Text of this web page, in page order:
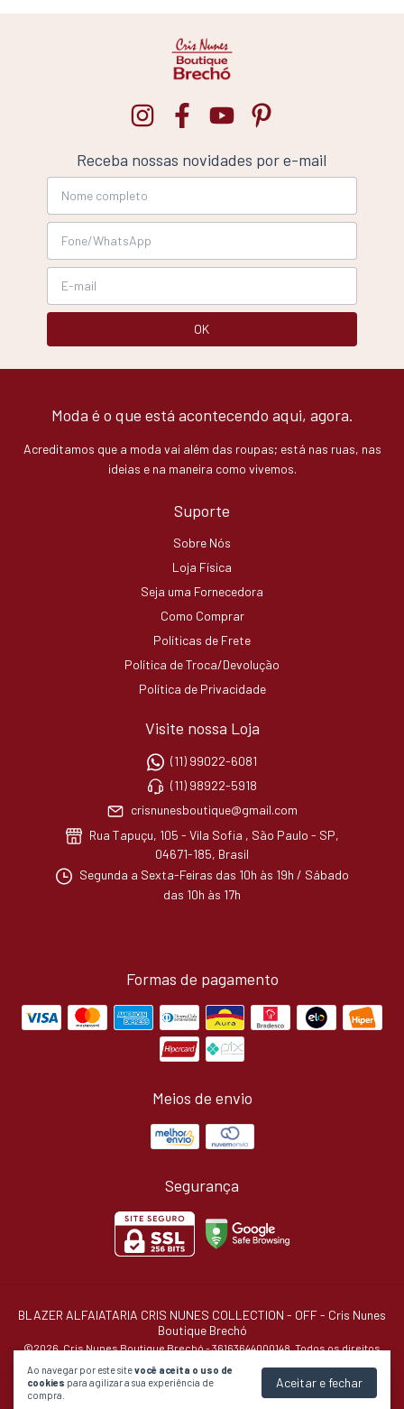
Ao navegar por este sitevocê aceita o uso de
cookies para agilizar a sua experiência de
compra.
Aceitar e fechar
Receba nossas novidades por e-mail
Moda é o que está acontecendo aqui, agora.
Acreditamos que a moda vai além das roupas; está nas ruas, nas
ideias e na maneira como vivemos.
Suporte
Sobre Nós
Loja Física
Seja uma Fornecedora
Como Comprar
Políticas de Frete
Política de Troca/Devolução
Política de Privacidade
Visite nossa Loja
(11) 99022-6081
(11) 98922-5918
crisnunesboutique@gmail.com
Rua Tapuçu, 105 - Vila Sofia , São Paulo - SP,
04671-185, Brasil
Segunda a Sexta-Feiras das 10h às 19h / Sábado
das 10h às 17h
Formas de pagamento
Meios de envio
Segurança
BLAZER ALFAIATARIA CRIS NUNES COLLECTION - OFF- Cris Nunes
Boutique Brechó
©2026. Cris Nunes Boutique Brechó - 36163644000148. Todos os direitos